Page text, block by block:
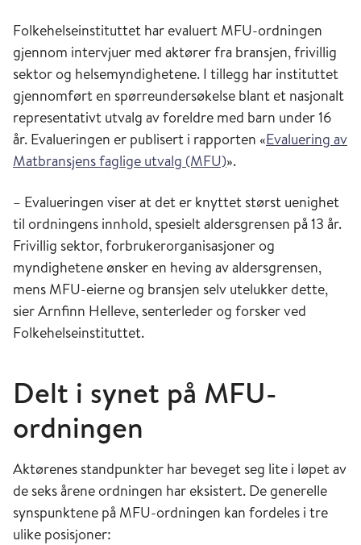
Folkehelseinstituttet har evaluert MFU-ordningen
gjennom intervjuer med aktører fra bransjen, frivillig
sektor og helsemyndighetene. I tillegg har instituttet
gjennomført en spørreundersøkelse blant et nasjonalt
representativt utvalg av foreldre med barn under 16
år. Evalueringen er publisert i rapporten «Evaluering av
Matbransjens faglige utvalg (MFU)».
– Evalueringen viser at det er knyttet størst uenighet
til ordningens innhold, spesielt aldersgrensen på 13 år.
Frivillig sektor, forbrukerorganisasjoner og
myndighetene ønsker en heving av aldersgrensen,
mens MFU-eierne og bransjen selv utelukker dette,
sier Arnfinn Helleve, senterleder og forsker ved
Folkehelseinstituttet.
Delt i synet på MFU-
ordningen
Aktørenes standpunkter har beveget seg lite i løpet av
de seks årene ordningen har eksistert. De generelle
synspunktene på MFU-ordningen kan fordeles i tre
ulike posisjoner: